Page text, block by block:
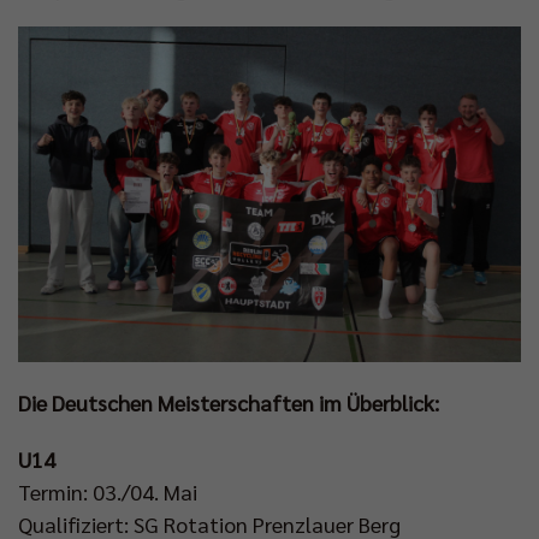
Die Deutschen Meisterschaften im Überblick:
U14
Termin: 03./04. Mai
Qualifiziert: SG Rotation Prenzlauer Berg